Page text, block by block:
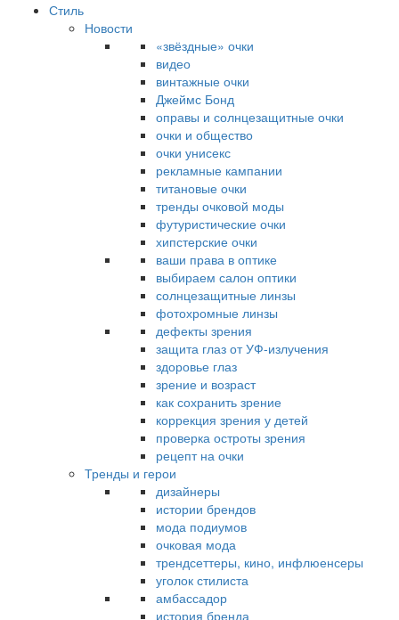
Стиль
Новости
«звёздные» очки
видео
винтажные очки
Джеймс Бонд
оправы и солнцезащитные очки
очки и общество
очки унисекс
рекламные кампании
титановые очки
тренды очковой моды
футуристические очки
хипстерские очки
ваши права в оптике
выбираем салон оптики
солнцезащитные линзы
фотохромные линзы
дефекты зрения
защита глаз от УФ-излучения
здоровье глаз
зрение и возраст
как сохранить зрение
коррекция зрения у детей
проверка остроты зрения
рецепт на очки
Тренды и герои
дизайнеры
истории брендов
мода подиумов
очковая мода
трендсеттеры, кино, инфлюенсеры
уголок стилиста
амбассадор
история бренда